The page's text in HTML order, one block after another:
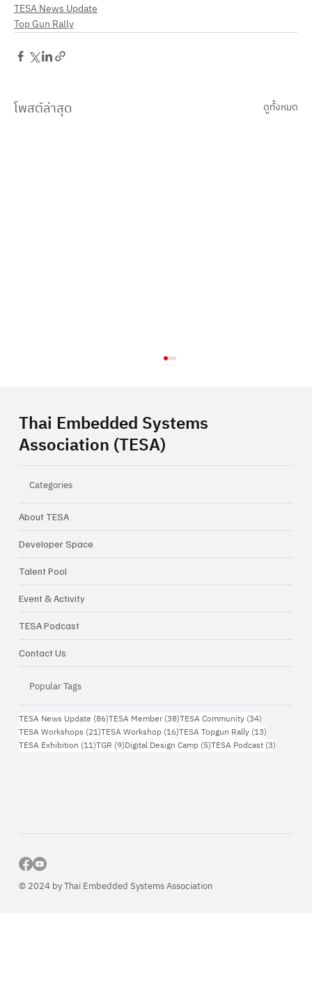
TESA News Update
Top Gun Rally
โพสต์ล่าสุด ดูทั้งหมด
Closing Inspiration Talk: ความท้าทายใน
การทำ Startup ในเมืองไทย จากไอเดีย...สู่
ธุรกิจจริง
Thai Embedded Systems
Association (TESA)
Categories
About TESA
Developer Space
Talent Pool
Event & Activity
TESA Podcast
Contact Us
Popular Tags
TESA News Update (86)86 กระทู้
TESA Member (38)38 กระทู้
TESA Community (34)34 กระทู้
TESA Workshops (21)21 กระทู้
TESA Workshop (16)16 กระทู้
TESA Topgun Rally (13)13 กระทู้
TESA Exhibition (11)11 กระทู้
TGR (9)9 กระทู้
Digital Design Camp (5)5 กระทู้
TESA Podcast (3)3 กระทู้
© 2024 by Thai Embedded Systems Association